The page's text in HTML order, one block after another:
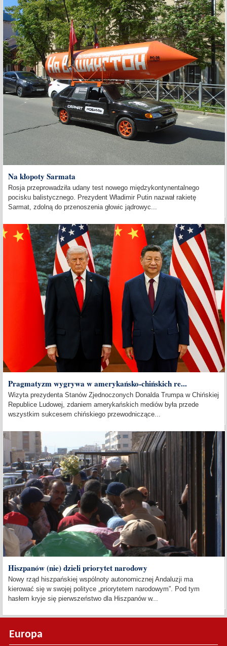
Na kłopoty Sarmata
Rosja przeprowadziła udany test nowego międzykontynentalnego
pocisku balistycznego. Prezydent Władimir Putin nazwał rakietę
Sarmat, zdolną do przenoszenia głowic jądrowyc...
Pragmatyzm wygrywa w amerykańsko-chińskich re...
Wizyta prezydenta Stanów Zjednoczonych Donalda Trumpa w Chińskiej
Republice Ludowej, zdaniem amerykańskich mediów była przede
wszystkim sukcesem chińskiego przewodniczące...
Hiszpanów (nie) dzieli priorytet narodowy
Nowy rząd hiszpańskiej wspólnoty autonomicznej Andaluzji ma
kierować się w swojej polityce „priorytetem narodowym”. Pod tym
hasłem kryje się pierwszeństwo dla Hiszpanów w...
Europa